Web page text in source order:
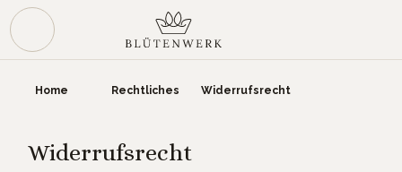
Zum Hauptinhalt springen
Home Rechtliches Widerrufsrecht
Widerrufsrecht